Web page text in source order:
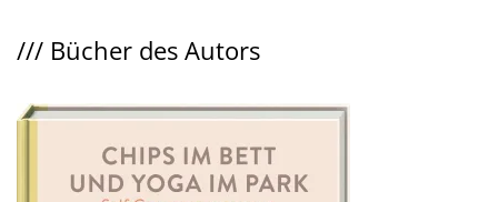
/// Bücher des Autors